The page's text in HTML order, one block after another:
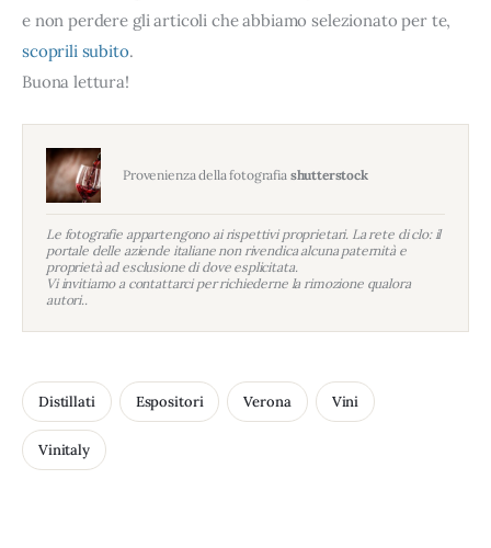
e non perdere gli articoli che abbiamo selezionato per te,
scoprili subito.
Buona lettura!
Provenienza della fotografia shutterstock
Le fotografie appartengono ai rispettivi proprietari. La rete di clo: il
portale delle aziende italiane non rivendica alcuna paternità e
proprietà ad esclusione di dove esplicitata.
Vi invitiamo a contattarci per richiederne la rimozione qualora
autori..
Distillati Espositori Verona Vini
Vinitaly